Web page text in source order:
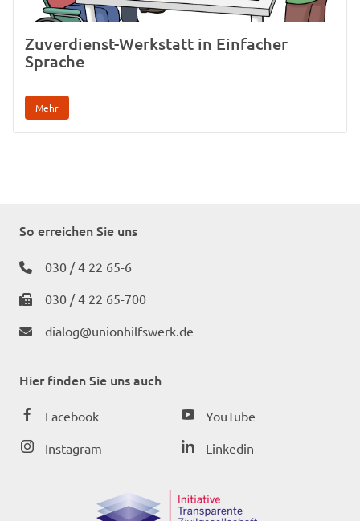
Zuverdienst-Werkstatt in Einfacher
Sprache
Mehr
So erreichen Sie uns
030 / 4 22 65-6
030 / 4 22 65-700
dialog@unionhilfswerk.de
Hier finden Sie uns auch
Facebook
Instagram
YouTube
Linkedin